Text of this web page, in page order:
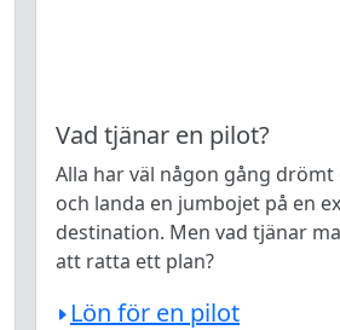
Vad tjänar en pilot?
Alla har väl någon gång
och landa en jumbojet på en
destination. Men vad tjänar
att ratta ett plan?
Lön för en pilot